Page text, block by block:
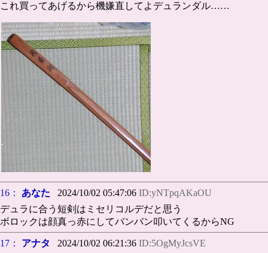
これ買ってあげるから機嫌直してよデュランダル……
16： あなた 2024/10/02 05:47:06 ID:yNTpqAKaOU
デュラに合う短剣はミセリコルデだと思う
ボロックは顔真っ赤にしてバンバン叩いてくるからNG
17： アナタ 2024/10/02 06:21:36 ID:5OgMyJcsVE